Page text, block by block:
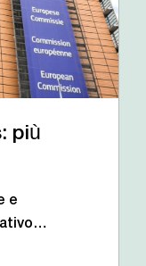
più
e